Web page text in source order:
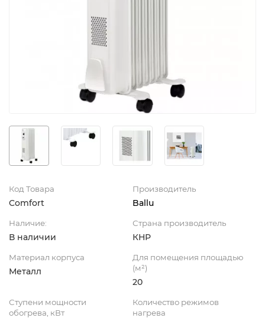
Код Товара
Comfort
Производитель
Ballu
Наличие:
В наличии
Страна производитель
КНР
Материал корпуса
Металл
Для помещения площадью
(м²)
20
Ступени мощности
обогрева, кВт
Количество режимов
нагрева